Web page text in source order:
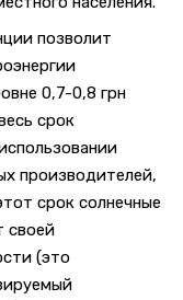
позволит
0,7-0,8 грн
срок
производителей,
срок солнечные
своей
(это